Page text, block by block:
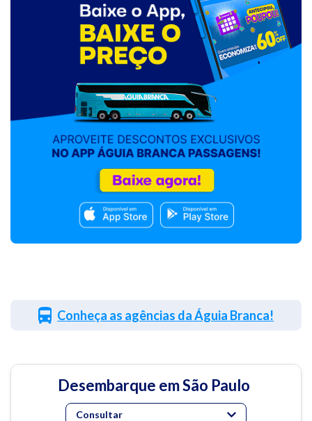
Conheça as agências da Águia Branca!
Desembarque em São Paulo
Consultar